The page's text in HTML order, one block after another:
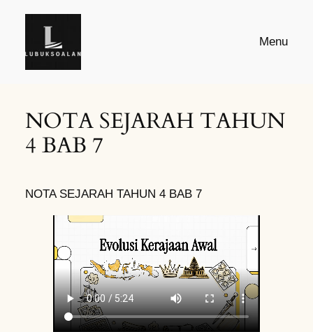
Menu
NOTA SEJARAH TAHUN
4 BAB 7
NOTA SEJARAH TAHUN 4 BAB 7